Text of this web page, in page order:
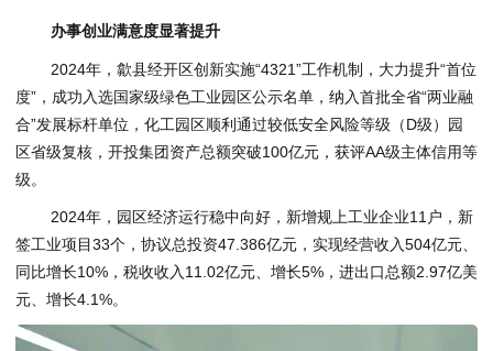
办事创业满意度显著提升
2024年，歙县经开区创新实施“4321”工作机制，大力提升“首位
度”，成功入选国家级绿色工业园区公示名单，纳入首批全省“两业融
合”发展标杆单位，化工园区顺利通过较低安全风险等级（D级）园
区省级复核，开投集团资产总额突破100亿元，获评AA级主体信用等
级。
2024年，园区经济运行稳中向好，新增规上工业企业11户，新
签工业项目33个，协议总投资47.386亿元，实现经营收入504亿元、
同比增长10%，税收收入11.02亿元、增长5%，进出口总额2.97亿美
元、增长4.1%。